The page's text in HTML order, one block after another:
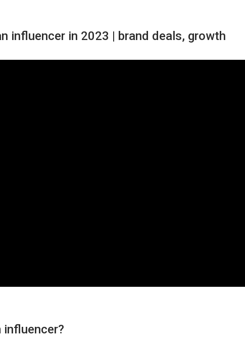
influencer in 2023 | brand deals, growth
influencer?